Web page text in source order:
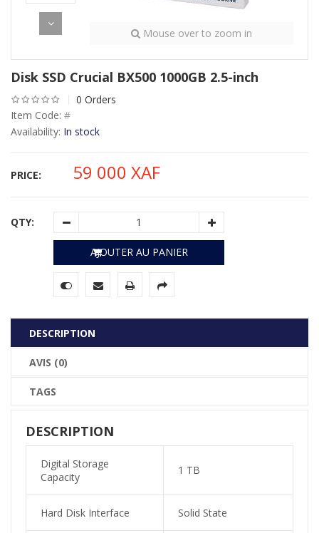
Mouse over to zoom in
Disk SSD Crucial BX500 1000GB 2.5-inch
0 Orders
Item Code: #
Availability: In stock
PRICE: 59 000 XAF
QTY:
AJOUTER AU PANIER
DESCRIPTION
AVIS (0)
TAGS
DESCRIPTION
Digital Storage
Capacity
1 TB
Hard Disk Interface Solid State